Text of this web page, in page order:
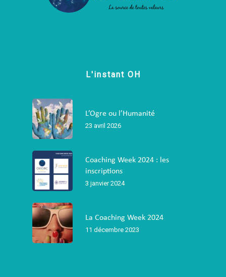
L'instant OH
L’Ogre ou l’Humanité
23 avril 2026
Coaching Week 2024 : les
inscriptions
3 janvier 2024
La Coaching Week 2024
11 décembre 2023